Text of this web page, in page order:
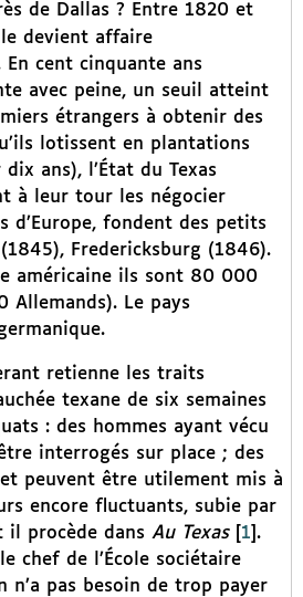
de Dallas ? Entre 1820 et
devient affaire
cent cinquante ans
avec peine, un seuil atteint
étrangers à obtenir des
lotissent en plantations
ans), l’État du Texas
à leur tour les négocier
d’Europe, fondent des petits
Fredericksburg (1846).
américaine ils sont 80 000
Allemands). Le pays
retienne les traits
texane de six semaines
: des hommes ayant vécu
interrogés sur place ; des
peuvent être utilement mis à
encore fluctuants, subie par
il procède dans Au Texas[ 1 .
chef de l’École sociétaire
n’a pas besoin de trop payer